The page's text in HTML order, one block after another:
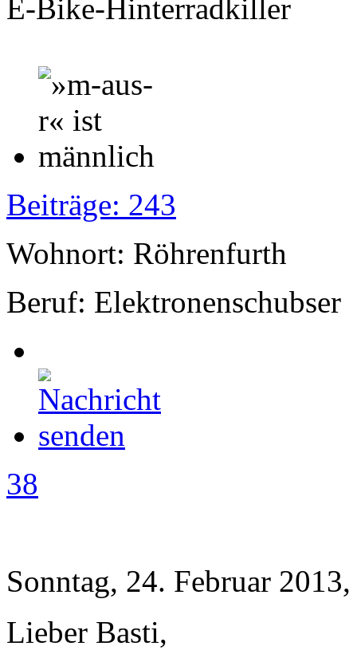
E-Bike-Hinterradkiller
Beiträge: 243
Wohnort: Röhrenfurth
Beruf: Elektronenschubser
38
Sonntag, 24. Februar
Lieber Basti,